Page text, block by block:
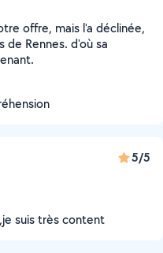
offre, mais l'a déclinée,
de Rennes. d'où sa
5/5
suis très content